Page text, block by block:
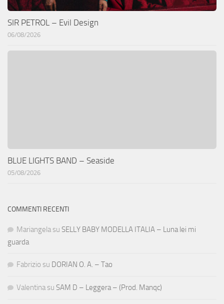
SIR PETROL – Evil Design
06/08/2026
BLUE LIGHTS BAND – Seaside
05/08/2026
COMMENTI RECENTI
Mariangela su SELLY BABY MODELLA ITALIA – Luna lei mi
guarda
Fabrizio su DORIAN O. A. – Tao
Valentina su SAM D – Leggera – (Prod. Manqc)